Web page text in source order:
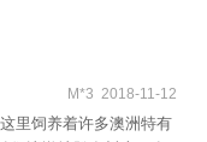
M*3 2018-11-12
里饲养着许多澳洲特有